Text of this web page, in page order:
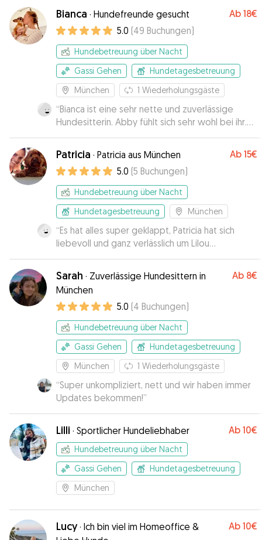
Bianca · Hundefreunde gesucht Ab 18€
5.0 (49 Buchungen)
Hundebetreuung über Nacht
Gassi Gehen
Hundetagesbetreuung
München
1 Wiederholungsgäste
“Bianca ist eine sehr nette und zuverlässige
Hundesitterin. Abby fühlt sich sehr wohl bei ihr.
Vielen Dank für die gute Betreuung.”
Patricia · Patricia aus München Ab 15€
5.0 (5 Buchungen)
Hundebetreuung über Nacht
Hundetagesbetreuung
München
“Es hat alles super geklappt, Patricia hat sich
liebevoll und ganz verlässlich um Lilou
gekümmert und mich mit Updates & Fotos
versorgt. Alles bestens ✨
Sarah · Zuverlässige Hundesittern in
München
Ab 8€
5.0 (4 Buchungen)
Hundebetreuung über Nacht
Gassi Gehen
Hundetagesbetreuung
München
1 Wiederholungsgäste
“Super unkompliziert, nett und wir haben immer
Updates bekommen!”
Lilli · Sportlicher Hundeliebhaber Ab 10€
Hundebetreuung über Nacht
Gassi Gehen
Hundetagesbetreuung
München
Lucy· Ich bin viel im Homeoffice &
Ab 10€